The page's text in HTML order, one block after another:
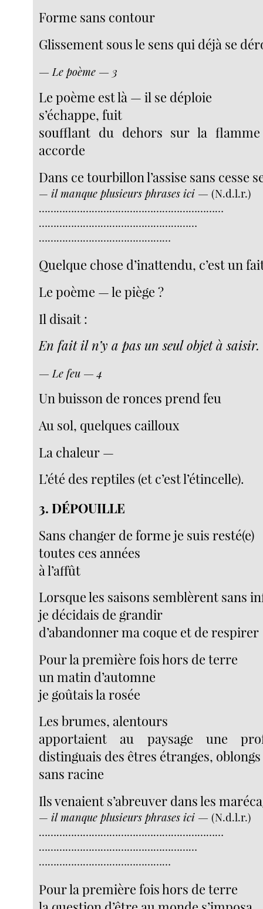
Forme sans contour
Glissement sous le sens qui déjà se
— Le poème — 3
Le poème est là — il se déploie
s’échappe, fuit
soufflant du dehors sur la
accorde
Dans ce tourbillon l’assise sans cesse
— il manque plusieurs phrases ici — (N.d.l.r.)
………………………………………………………
………………………………………………
………………………………………
Quelque chose d’inattendu, c’est un
Le poème — le piège ?
Il disait :
En fait il n’y a pas un seul objet à saisir.
— Le feu — 4
Un buisson de ronces prend feu
Au sol, quelques cailloux
La chaleur —
L’été des reptiles (et c’est l’étincelle).
3. DÉPOUILLE
Sans changer de forme je suis resté(e)
toutes ces années
à l’affût
Lorsque les saisons semblèrent sans
je décidais de grandir
d’abandonner ma coque et de respirer
Pour la première fois hors de terre
un matin d’automne
je goûtais la rosée
Les brumes, alentours
apportaient au paysage une
distinguais des êtres étranges, oblongs
sans racine
Ils venaient s’abreuver dans les
— il manque plusieurs phrases ici — (N.d.l.r.)
………………………………………………………
………………………………………………
………………………………………
Pour la première fois hors de terre